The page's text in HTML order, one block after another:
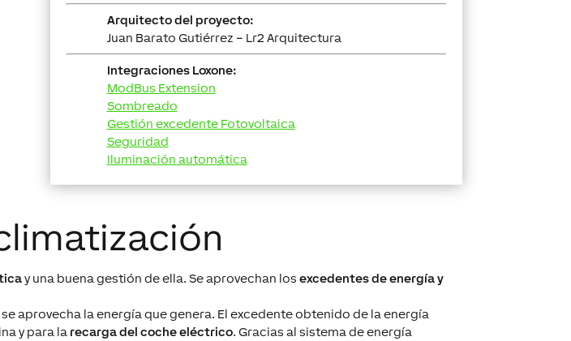
Arquitecto del proyecto:
Juan Barato Gutiérrez – Lr2 Arquitectura
Integraciones Loxone:
ModBus Extension
Sombreado
Gestión excedente Fotovoltaica
Seguridad
Iluminación automática
y una buena gestión de ella. Se aprovechan losexcedentes de energía y
aprovecha la energía que genera. El excedente obtenido de la energía
y para la recarga del coche eléctrico. Gracias al sistema de energía